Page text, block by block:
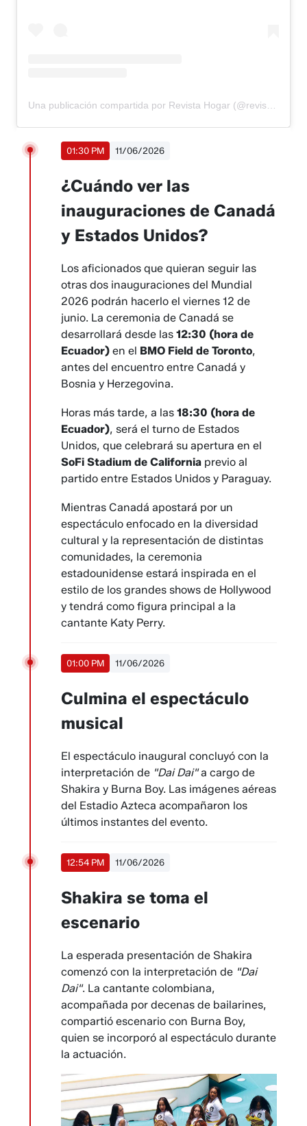
01:30 PM 11/06/2026
¿Cuándo ver las
inauguraciones de Canadá
y Estados Unidos?
Los aficionados que quieran seguir las
otras dos inauguraciones del Mundial
2026 podrán hacerlo el viernes 12 de
junio. La ceremonia de Canadá se
desarrollará desde las12:30 (hora de
Ecuador) en el BMO Field de Toronto,
antes del encuentro entre Canadá y
Bosnia y Herzegovina.
Horas más tarde, a las18:30 (hora de
Ecuador), será el turno de Estados
Unidos, que celebrará su apertura en el
SoFi Stadium de California previo al
partido entre Estados Unidos y Paraguay.
Mientras Canadá apostará por un
espectáculo enfocado en la diversidad
cultural y la representación de distintas
comunidades, la ceremonia
estadounidense estará inspirada en el
estilo de los grandes shows de Hollywood
y tendrá como figura principal a la
cantante Katy Perry.
01:00 PM 11/06/2026
Culmina el espectáculo
musical
El espectáculo inaugural concluyó con la
interpretación de "Dai Dai"a cargo de
Shakira y Burna Boy. Las imágenes aéreas
del Estadio Azteca acompañaron los
últimos instantes del evento.
12:54 PM 11/06/2026
Shakira se toma el
escenario
La esperada presentación de Shakira
comenzó con la interpretación de "Dai
Dai". La cantante colombiana,
acompañada por decenas de bailarines,
compartió escenario con Burna Boy,
quien se incorporó al espectáculo durante
la actuación.